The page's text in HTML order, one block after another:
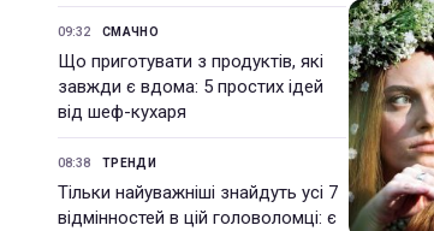
09:32 СМАЧНО
Що приготувати з продуктів, які
завжди є вдома: 5 простих ідей
від шеф-кухаря
08:38 ТРЕНДИ
Тільки найуважніші знайдуть усі 7
відмінностей в цій головоломці: є